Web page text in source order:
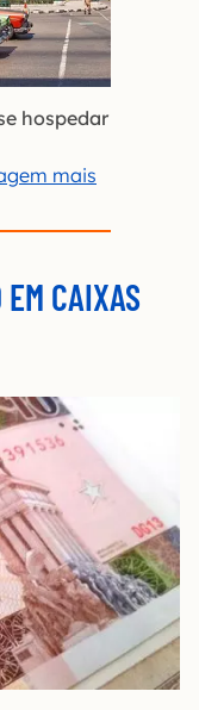
hospedar
mais
CAIXAS